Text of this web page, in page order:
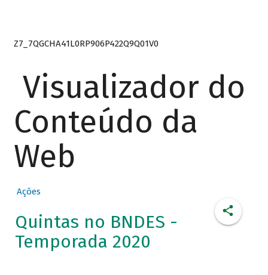
Z7_7QGCHA41L0RP906P422Q9Q01V0
Visualizador do
Conteúdo da
Web
Ações
Quintas no BNDES -
Temporada 2020